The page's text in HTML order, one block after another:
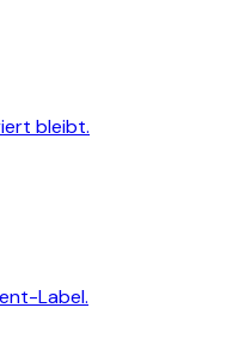
bleibt.
Label.